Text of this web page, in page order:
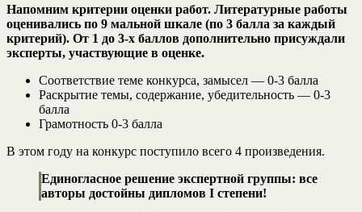
Напомним критерии оценки работ. Литературные работы
оценивались по 9 мальной шкале (по 3 балла за каждый
критерий). От 1 до 3-х баллов дополнительно присуждали
эксперты, участвующие в оценке.
Соответствие теме конкурса, замысел — 0-3 балла
Раскрытие темы, содержание, убедительность — 0-3
балла
Грамотность 0-3 балла
В этом году на конкурс поступило всего 4 произведения.
Единогласное решение экспертной группы: все
авторы достойны дипломов I степени!